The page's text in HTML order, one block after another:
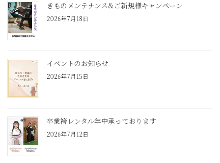
きものメンテナンス&ご新規様キャンペーン
2026年7月18日
イベントのお知らせ
2026年7月15日
卒業袴レンタル年中承っております
2026年7月12日